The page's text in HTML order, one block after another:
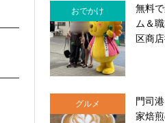
おでかけ
無料
ム＆
区商
グルメ
門司
家焙